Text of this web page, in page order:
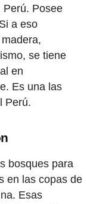
Perú. Posee
a eso
se tiene
en
Es una las
Perú.
bosques para
en las copas de
Esas